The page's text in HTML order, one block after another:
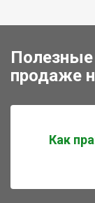
Полезные
продаже
Как